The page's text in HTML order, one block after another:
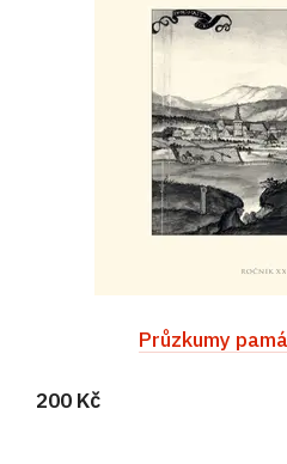
Průzkumy
200 Kč